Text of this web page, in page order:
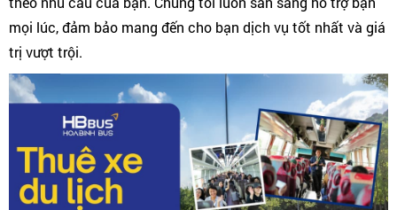
mọi lúc, đảm bảo mang đến cho bạn dịch vụ tốt nhất và giá
trị vượt trội.